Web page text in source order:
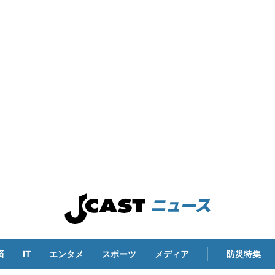
IT エンタメ スポーツ メディア 防災特集